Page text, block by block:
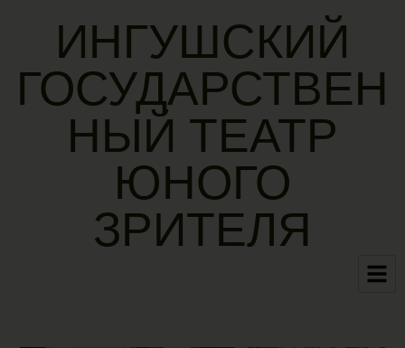
ИНГУШСКИЙ
ГОСУДАРСТВЕН
НЫЙ ТЕАТР
ЮНОГО
ЗРИТЕЛЯ